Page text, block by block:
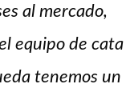
al mercado,
equipo de cata
tenemos un